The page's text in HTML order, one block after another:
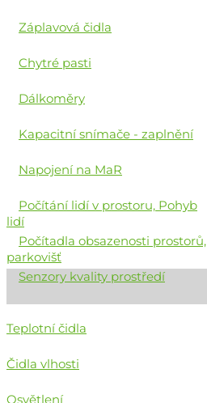
Záplavová čidla
Chytré pasti
Dálkoměry
Kapacitní snímače - zaplnění
Napojení na MaR
Počítání lidí v prostoru, Pohyb
lidí
Počítadla obsazenosti prostorů,
parkovišť
Senzory kvality prostředí
Teplotní čidla
Čidla vlhosti
Osvětlení